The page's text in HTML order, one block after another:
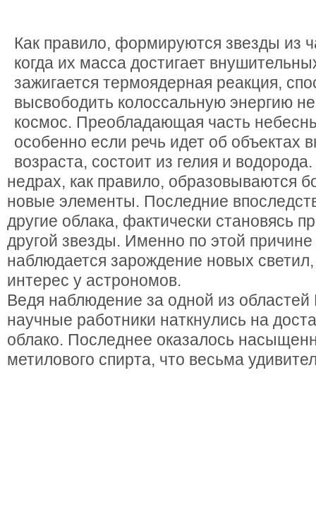
Как правило, формируются звезды из
когда их масса достигает
зажигается термоядерная реакция,
высвободить колоссальную энергию
космос. Преобладающая часть
особенно если речь идет об объектах
возраста, состоит из гелия и
недрах, как правило, образовываются
новые элементы. Последние
другие облака, фактически становясь
другой звезды. Именно по этой причине
наблюдается зарождение новых
интерес у астрономов.
Ведя наблюдение за одной из
научные работники наткнулись на
облако. Последнее оказалось
метилового спирта, что весьма